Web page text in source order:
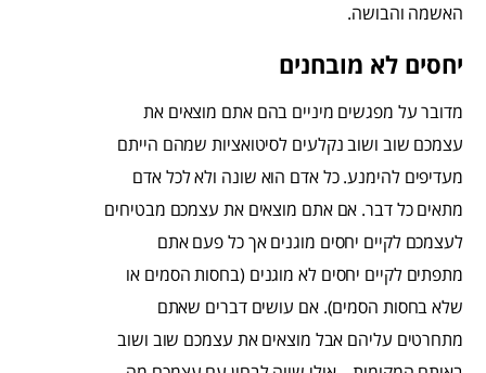
האשמה והבושה.
יחסים לא מובחנים
מדובר על מפגשים מיניים בהם אתם מוצאים את
עצמכם שוב ושוב נקלעים לסיטואציות שמהם הייתם
מעדיפים להימנע. כל אדם הוא שונה ולא לכל אדם
מתאים כל דבר. אם אתם מוצאים את עצמכם מבטיחים
לעצמכם לקיים יחסים מוגנים אך כל פעם אתם
מתפתים לקיים יחסים לא מוגנים (בחסות הסמים או
שלא בחסות הסמים). אם עושים דברים שאתם
מתחרטים עליהם אבל מוצאים את עצמכם שוב ושוב